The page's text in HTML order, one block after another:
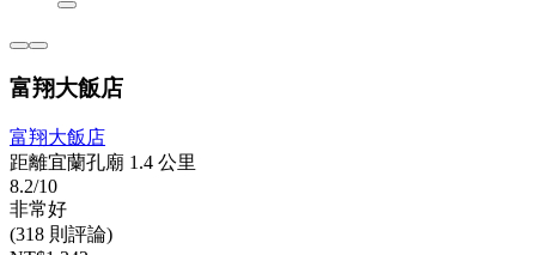
富翔大飯店
富翔大飯店
距離宜蘭孔廟 1.4 公里
8.2/10
非常好
(318 則評論)